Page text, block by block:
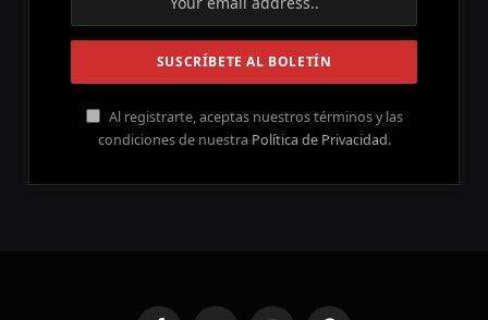
Al registrarte, aceptas nuestros términos y las
condiciones de nuestra Política de Privacidad.